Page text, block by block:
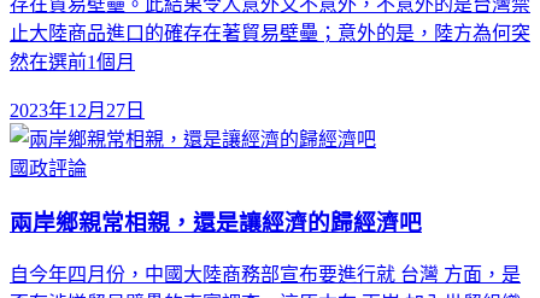
存在貿易壁壘。此結果令人意外又不意外，不意外的是台灣禁
止大陸商品進口的確存在著貿易壁壘；意外的是，陸方為何突
然在選前1個月
2023年12月27日
國政評論
兩岸鄉親常相親，還是讓經濟的歸經濟吧
自今年四月份，中國大陸商務部宣布要進行就 台灣 方面，是